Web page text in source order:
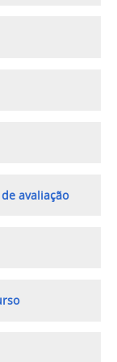
avaliação